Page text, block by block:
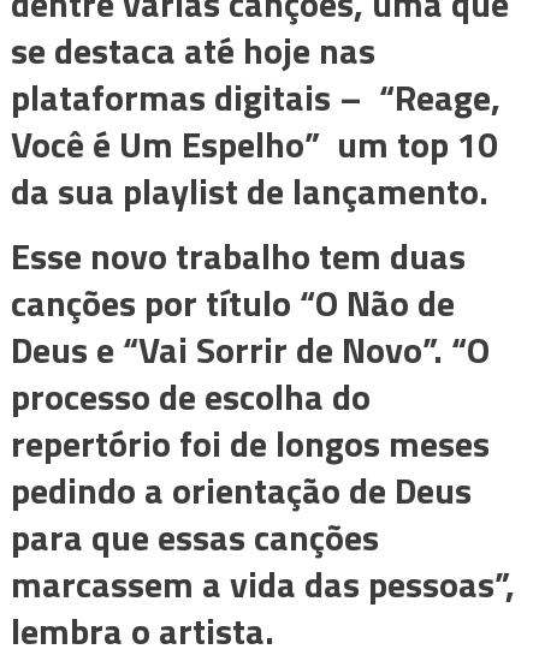
se destaca até hoje nas
plataformas digitais – “Reage,
Você é Um Espelho” um top 10
da sua playlist de lançamento.
Esse novo trabalho tem duas
canções por título “O Não de
Deus e “Vai Sorrir de Novo”. “O
processo de escolha do
repertório foi de longos meses
pedindo a orientação de Deus
para que essas canções
marcassem a vida das pessoas”,
lembra o artista.